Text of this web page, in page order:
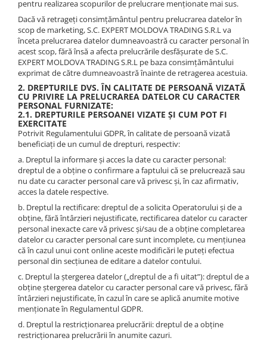
pentru realizarea scopurilor de prelucrare menționate mai sus.
Dacă vă retrageți consimțământul pentru prelucrarea datelor în
scop de marketing, S.C. EXPERT MOLDOVA TRADING S.R.L va
înceta prelucrarea datelor dumneavoastră cu caracter personal în
acest scop, fără însă a afecta prelucrările desfășurate de S.C.
EXPERT MOLDOVA TRADING S.R.L pe baza consimțământului
exprimat de către dumneavoastră înainte de retragerea acestuia.
2. DREPTURILE DVS. ÎN CALITATE DE PERSOANĂ VIZATĂ
CU PRIVIRE LA PRELUCRAREA DATELOR CU CARACTER
PERSONAL FURNIZATE:
2.1. DREPTURILE PERSOANEI VIZATE ȘI CUM POT FI
EXERCITATE
Potrivit Regulamentului GDPR, în calitate de persoană vizată
beneficiați de un cumul de drepturi, respectiv:
a. Dreptul la informare și acces la date cu caracter personal:
dreptul de a obține o confirmare a faptului că se prelucrează sau
nu date cu caracter personal care vă privesc și, în caz afirmativ,
acces la datele respective.
b. Dreptul la rectificare: dreptul de a solicita Operatorului și de a
obține, fără întârzieri nejustificate, rectificarea datelor cu caracter
personal inexacte care vă privesc și/sau de a obține completarea
datelor cu caracter personal care sunt incomplete, cu mențiunea
că în cazul unui cont online aceste modificări le puteți efectua
personal din secțiunea de editare a datelor contului.
c. Dreptul la ștergerea datelor („dreptul de a fi uitat”): dreptul de a
obține ștergerea datelor cu caracter personal care vă privesc, fără
întârzieri nejustificate, în cazul în care se aplică anumite motive
menționate în Regulamentul GDPR.
d. Dreptul la restricționarea prelucrării: dreptul de a obține
restricționarea prelucrării în anumite cazuri.